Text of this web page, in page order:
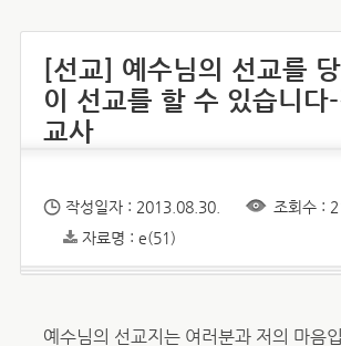
[선교] 예수님의 선교를
이 선교를 할 수 있습니다
교사
작성일자 : 2013.08.30.
조회수 :
자료명 : e(51)
예수님의 선교지는 여러분과 저의 마음